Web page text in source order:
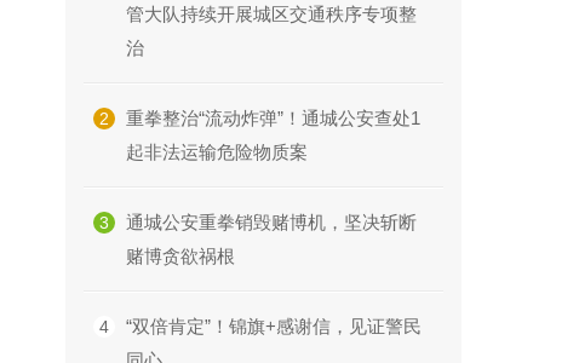
管大队持续开展城区交通秩序专项整
治
2
重拳整治“流动炸弹”！通城公安查处1
起非法运输危险物质案
3
通城公安重拳销毁赌博机，坚决斩断
赌博贪欲祸根
4
“双倍肯定”！锦旗+感谢信，见证警民